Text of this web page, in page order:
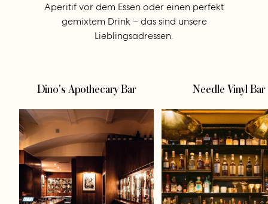
Aperitif vor dem Essen oder einen perfekt
gemixtem Drink – das sind unsere
Lieblingsadressen.
Dino's Apothecary Bar Needle Vinyl Bar